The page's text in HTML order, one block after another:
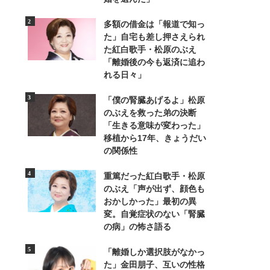
多額の借金は「報道で知っ
た」自宅も差し押さえられ
た紅白歌手・松原のぶえ
「離婚後の今も返済に追わ
れる日々」
「僕の腎臓あげるよ」松原
のぶえを救った弟の決断
「生きる意味が変わった」
移植から17年、きょうだい
の関係性
重篤だった紅白歌手・松原
のぶえ「声が出ず、顔色も
おかしかった」最初の異
変。自覚症状のない「腎臓
の病」の怖さ語る
「離婚しか選択肢がなかっ
た」金田朋子、互いの性格